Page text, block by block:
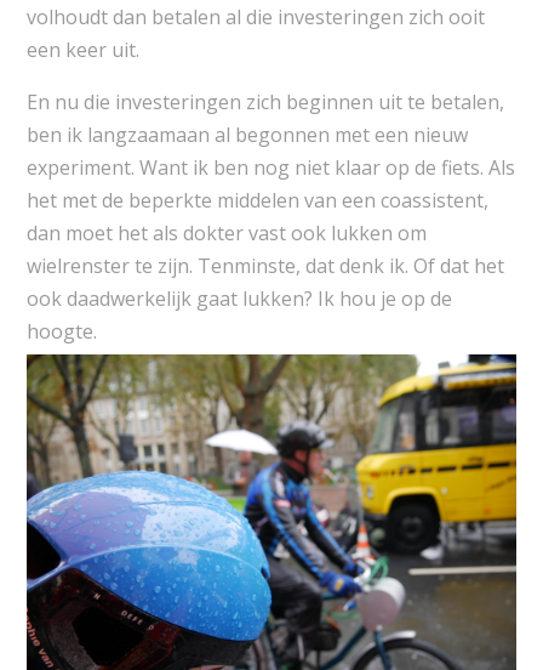
volhoudt dan betalen al die investeringen zich ooit
een keer uit.
En nu die investeringen zich beginnen uit te betalen,
ben ik langzaamaan al begonnen met een nieuw
experiment. Want ik ben nog niet klaar op de fiets. Als
het met de beperkte middelen van een coassistent,
dan moet het als dokter vast ook lukken om
wielrenster te zijn. Tenminste, dat denk ik. Of dat het
ook daadwerkelijk gaat lukken? Ik hou je op de
hoogte.